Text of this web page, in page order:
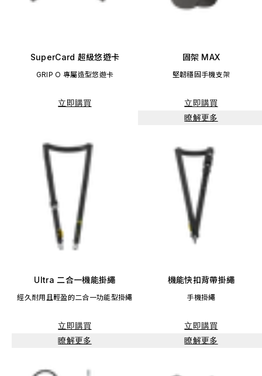
SuperCard 超級悠遊卡
GRIP O 專屬造型悠遊卡
立即購買
固架 MAX
堅韌穩固手機支架
立即購買
瞭解更多
Ultra 二合一機能掛繩
經久耐用且輕盈的二合一功能型掛繩
立即購買
瞭解更多
機能快扣背帶掛繩
手機掛繩
立即購買
瞭解更多